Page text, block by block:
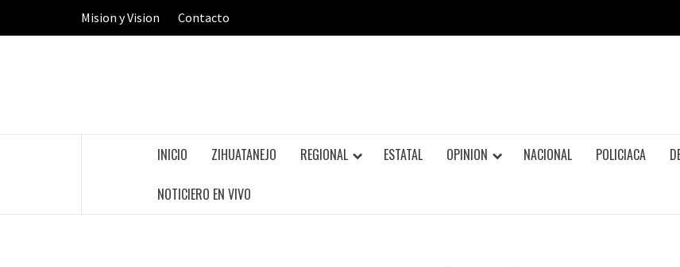
Mision y Vision Contacto
INICIO ZIHUATANEJO REGIONAL ESTATAL OPINION NACIONAL POLICIACA
NOTICIERO EN VIVO